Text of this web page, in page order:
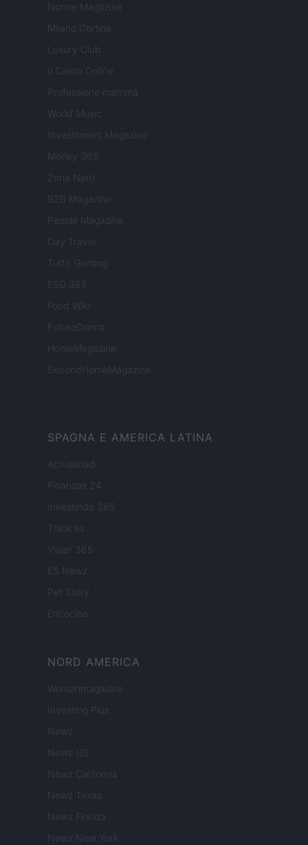
Nonne Magazine
Milano Cortina
Luxury Club
Il Calcio Online
Professione mamma
World Music
Investimenti Magazine
Money 365
Zona Nerd
B2B Magazine
People Magazine
Day Travel
Tutto Gaming
ESG 365
Food Wiki
FuturoDonna
HomeMagazine
SecondHomeMagazine
SPAGNA E AMERICA LATINA
Actualidad
Finanzas 24
Investindo 365
Think.es
Viajar 365
ES Newz
Pet Story
Encocina
NORD AMERICA
Womanmagazine
Investing Plus
Newz
Newz US
Newz California
Newz Texas
Newz Florida
Newz New York